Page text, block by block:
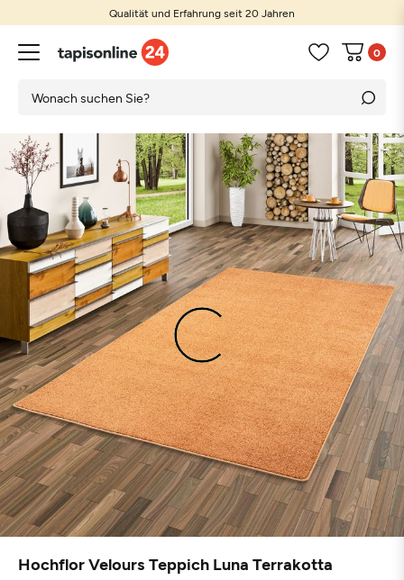
Qualität und Erfahrung seit 20 Jahren
0
Hochflor Velours Teppich Luna Terrakotta